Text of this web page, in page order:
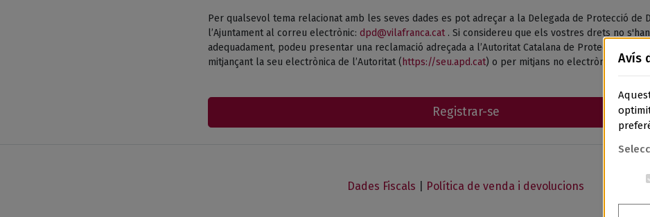
Per qualsevol tema relacionat amb les seves dades es pot adreçar a la Delegada de Protecció de
l’Ajuntament al correu electrònic: dpd@vilafranca.cat. Si considereu que els vostres drets no
adequadament, podeu presentar una reclamació adreçada a l’Autoritat Catalana de Protecció de
mitjançant la seu electrònica de l’Autoritat ( https://seu.apd.cat) o per mitjans no electrònics.
Registrar-se
Dades Fiscals Política de venda i devolucions
Avís